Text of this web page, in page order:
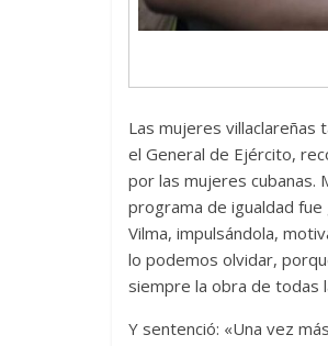
Las mujeres villaclareñas
el General de Ejército,
por las mujeres cubanas.
programa de igualdad fue
Vilma, impulsándola,
lo podemos olvidar,
siempre la obra de todas
Y sentenció: «Una vez